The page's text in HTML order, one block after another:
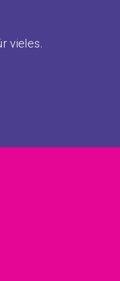
vieles.